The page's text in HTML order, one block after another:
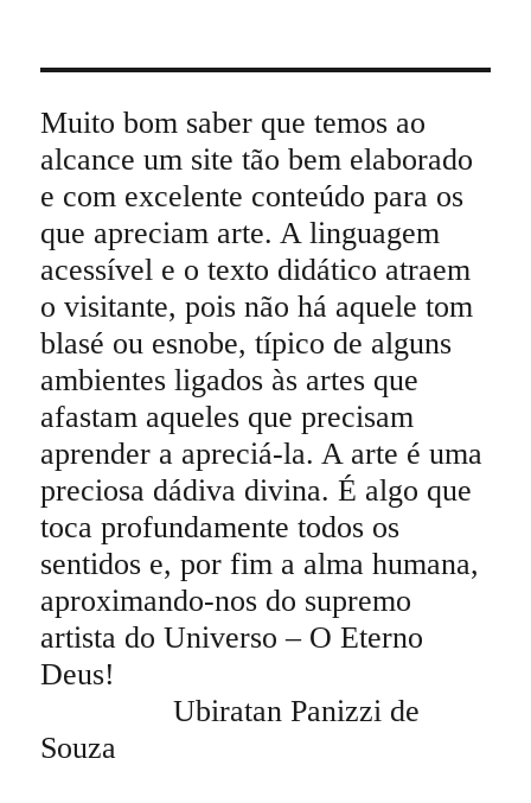
Muito bom saber que temos ao
alcance um site tão bem elaborado
e com excelente conteúdo para os
que apreciam arte. A linguagem
acessível e o texto didático atraem
o visitante, pois não há aquele tom
blasé ou esnobe, típico de alguns
ambientes ligados às artes que
afastam aqueles que precisam
aprender a apreciá-la. A arte é uma
preciosa dádiva divina. É algo que
toca profundamente todos os
sentidos e, por fim a alma humana,
aproximando-nos do supremo
artista do Universo – O Eterno
Deus!
Ubiratan Panizzi de
Souza